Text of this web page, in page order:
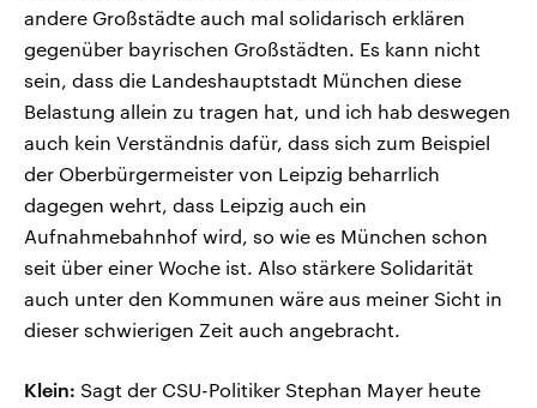
andere Großstädte auch mal solidarisch erklären
gegenüber bayrischen Großstädten. Es kann nicht
sein, dass die Landeshauptstadt München diese
Belastung allein zu tragen hat, und ich hab deswegen
auch kein Verständnis dafür, dass sich zum Beispiel
der Oberbürgermeister von Leipzig beharrlich
dagegen wehrt, dass Leipzig auch ein
Aufnahmebahnhof wird, so wie es München schon
seit über einer Woche ist. Also stärkere Solidarität
auch unter den Kommunen wäre aus meiner Sicht in
dieser schwierigen Zeit auch angebracht.
Klein: Sagt der CSU-Politiker Stephan Mayer heute